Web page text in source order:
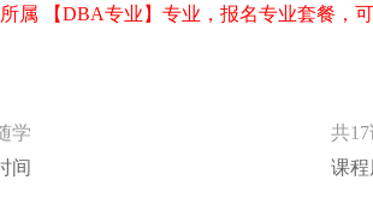
属 【DBA专业】专业，报名专业套餐，
学
共
间
课